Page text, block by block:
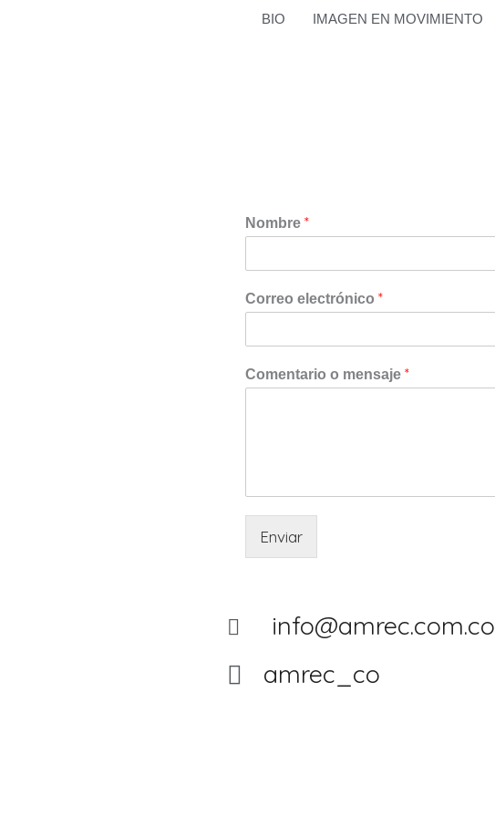
BIO IMAGEN EN MOVIMIENTO
Nombre*
Correo electrónico*
Comentario o mensaje*
Enviar
info@amrec.com.co
amrec_co